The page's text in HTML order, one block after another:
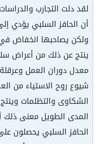
لقد دلت التجارب
أن الحافز السلبي يؤدي
ولكن يصاحبها انخفاض في
ينتج عن ذلك من أعراض
معدل دوران العمل
شيوع روح الاستياء من
الشكاوى والتظلمات
المدى الطويل معنى ذلك
الحافز السلبي يحصلون